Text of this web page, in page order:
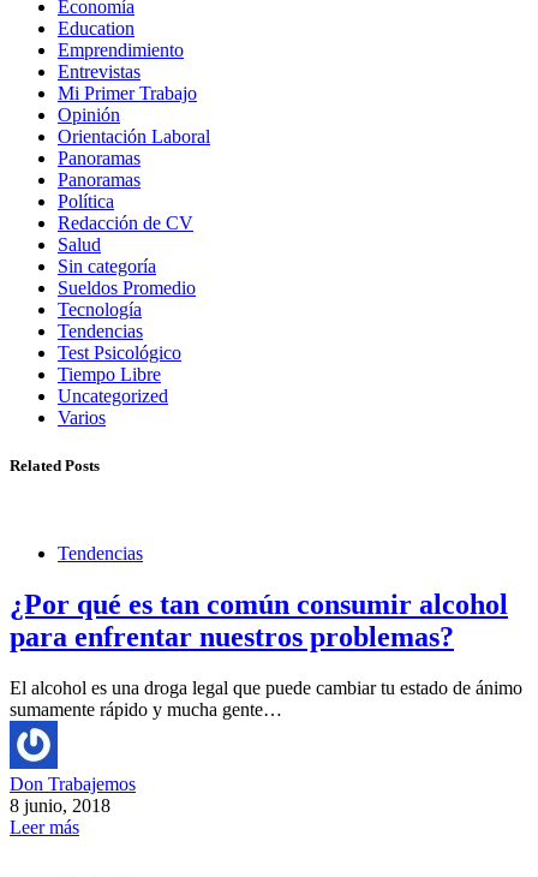
Economía
Education
Emprendimiento
Entrevistas
Mi Primer Trabajo
Opinión
Orientación Laboral
Panoramas
Panoramas
Política
Redacción de CV
Salud
Sin categoría
Sueldos Promedio
Tecnología
Tendencias
Test Psicológico
Tiempo Libre
Uncategorized
Varios
Related Posts
Tendencias
¿Por qué es tan común consumir alcohol
para enfrentar nuestros problemas?
El alcohol es una droga legal que puede cambiar tu estado de ánimo
sumamente rápido y mucha gente…
Don Trabajemos
8 junio, 2018
Leer más